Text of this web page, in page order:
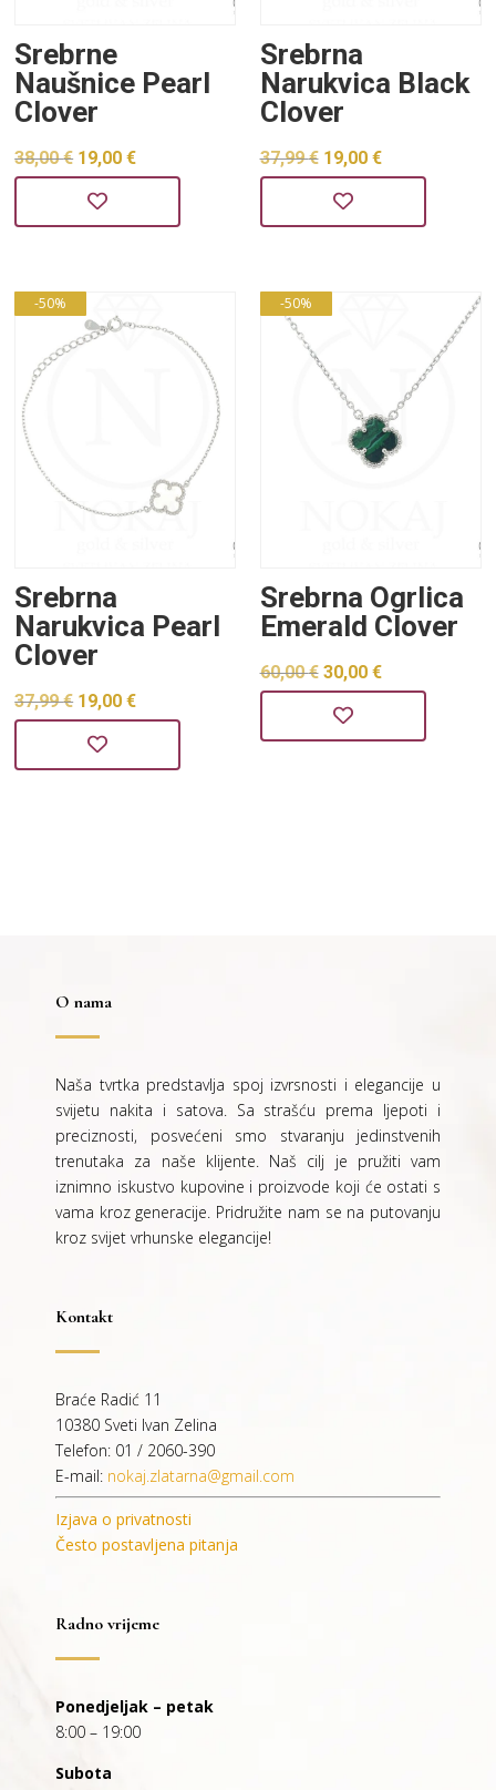
Srebrne
Naušnice Pearl
Clover
38,00€ Izvorna
cijena
bila
38,00 €.
19,00€
je:
Srebrna
Narukvica Black
Clover
37,99€ Izvorna
cijena
bila
37,99 €.
19,00 €
je:
-50%
Srebrna
Narukvica Pearl
Clover
37,99€ Izvorna
cijena
bila
19,00€
je:
-50%
Srebrna Ogrlica
Emerald Clover
60,00€ Izvorna
cijena
bila
30,00 €
je:
O nama
Naša tvrtka predstavlja spoj izvrsnosti i elegancije u
svijetu nakita i satova. Sa strašću prema ljepoti i
preciznosti, posvećeni smo stvaranju jedinstvenih
trenutaka za naše klijente. Naš cilj je pružiti vam
iznimno iskustvo kupovine i proizvode koji će ostati s
vama kroz generacije. Pridružite nam se na putovanju
kroz svijet vrhunske elegancije!
Kontakt
Braće Radić 11
10380 Sveti Ivan Zelina
Telefon: 01 / 2060-390
E-mail: nokaj.zlatarna@gmail.com
Izjava o privatnosti
Često postavljena pitanja
Radno vrijeme
Ponedjeljak – petak
8:00 – 19:00
Subota